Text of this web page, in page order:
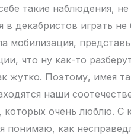
такие наблюдения,
в декабристов играть
мобилизация,
что ну как-то
жутко. Поэтому, имея
наши
которых очень люблю. С
понимаю, как